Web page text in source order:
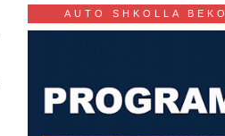
AUTO SHKOLLA BEKO